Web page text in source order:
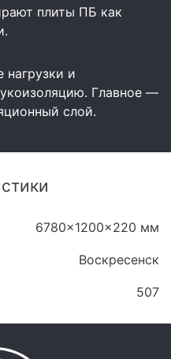
плиты ПБ как
и
Главное —
слой.
6780x1200x220 мм
Воскресенск
507